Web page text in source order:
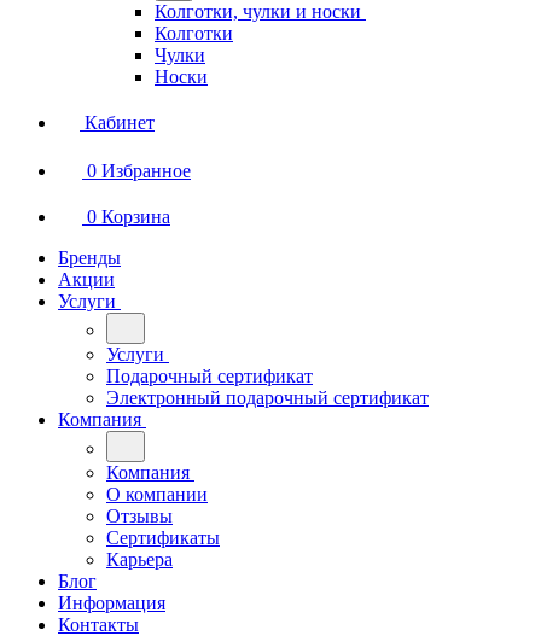
Колготки, чулки и носки
Колготки
Чулки
Носки
Кабинет
0 Избранное
0 Корзина
Бренды
Акции
Услуги
Услуги
Подарочный сертификат
Электронный подарочный сертификат
Компания
Компания
О компании
Отзывы
Сертификаты
Карьера
Блог
Информация
Контакты